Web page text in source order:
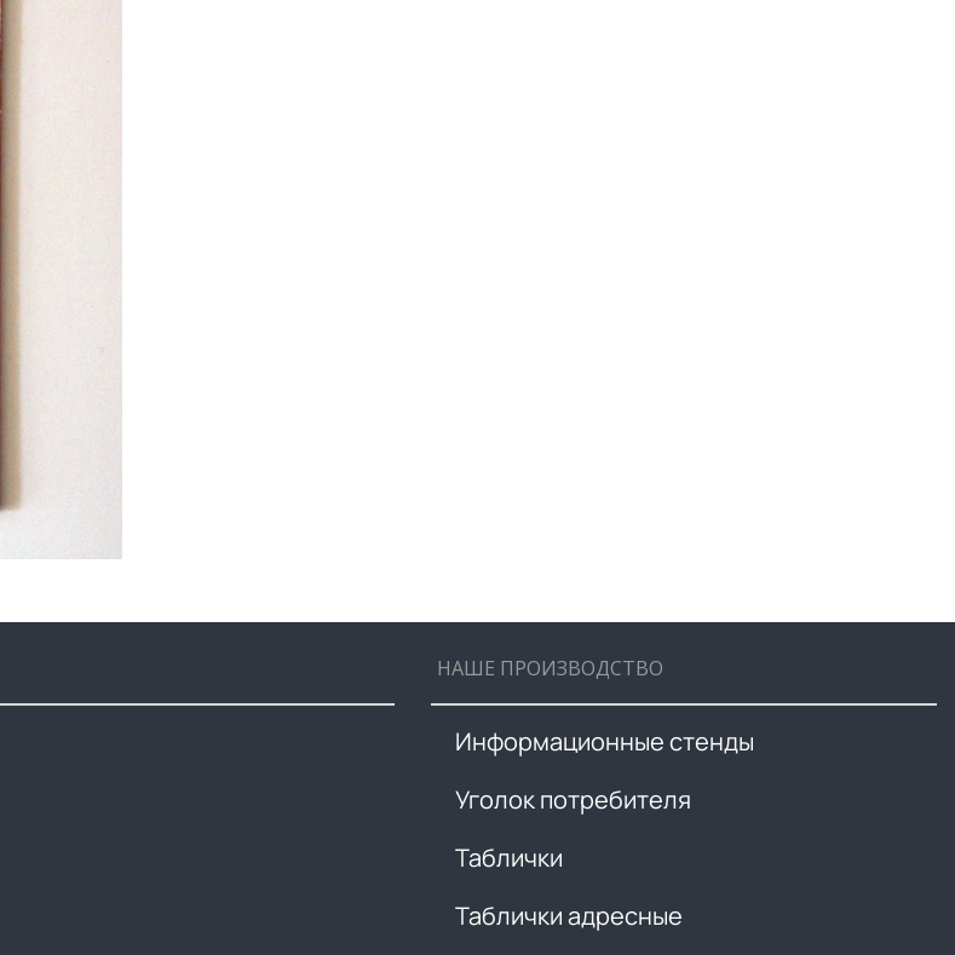
НАШЕ ПРОИЗВОДСТВО
Информационные стенды
Уголок потребителя
Таблички
Таблички адресные